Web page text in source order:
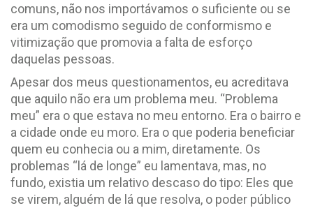
comuns, não nos importávamos o suficiente ou se
era um comodismo seguido de conformismo e
vitimização que promovia a falta de esforço
daquelas pessoas.
Apesar dos meus questionamentos, eu acreditava
que aquilo não era um problema meu. “Problema
meu” era o que estava no meu entorno. Era o bairro e
a cidade onde eu moro. Era o que poderia beneficiar
quem eu conhecia ou a mim, diretamente. Os
problemas “lá de longe” eu lamentava, mas, no
fundo, existia um relativo descaso do tipo: Eles que
se virem, alguém de lá que resolva, o poder público